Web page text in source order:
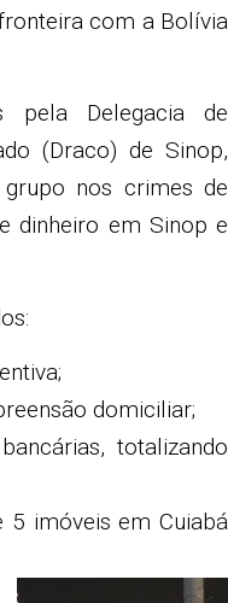
com a Bolívia
pela Delegacia de
(Draco) de Sinop,
nos crimes de
dinheiro em Sinop e
domiciliar;
totalizando
5 imóveis em Cuiabá